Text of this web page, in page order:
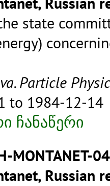
state
Particle
to 1984-12-14
ჩანაწერი
MONTANET-
Russian